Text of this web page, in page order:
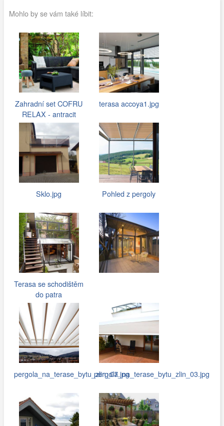
Mohlo by se vám také líbit:
Zahradní set COFRU
RELAX - antracit
terasa accoya1.jpg
Sklo.jpg Pohled z pergoly
Terasa se schodištěm
do patra
pergola_na_terase_bytu_zlin_07.jpgpergola_na_terase_bytu_zlin_03.jpg